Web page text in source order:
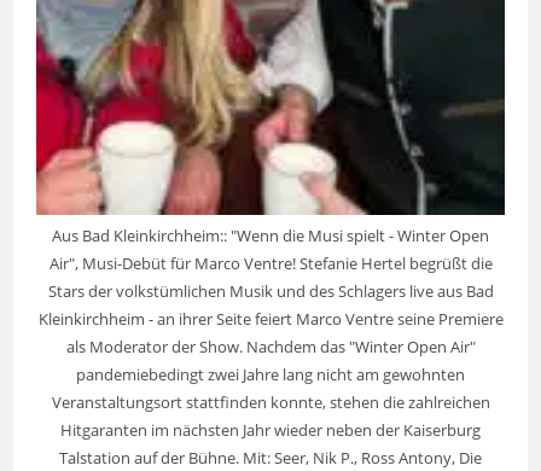
Aus Bad Kleinkirchheim:: "Wenn die Musi spielt - Winter Open
Air", Musi-Debüt für Marco Ventre! Stefanie Hertel begrüßt die
Stars der volkstümlichen Musik und des Schlagers live aus Bad
Kleinkirchheim - an ihrer Seite feiert Marco Ventre seine Premiere
als Moderator der Show. Nachdem das "Winter Open Air"
pandemiebedingt zwei Jahre lang nicht am gewohnten
Veranstaltungsort stattfinden konnte, stehen die zahlreichen
Hitgaranten im nächsten Jahr wieder neben der Kaiserburg
Talstation auf der Bühne. Mit: Seer, Nik P., Ross Antony, Die